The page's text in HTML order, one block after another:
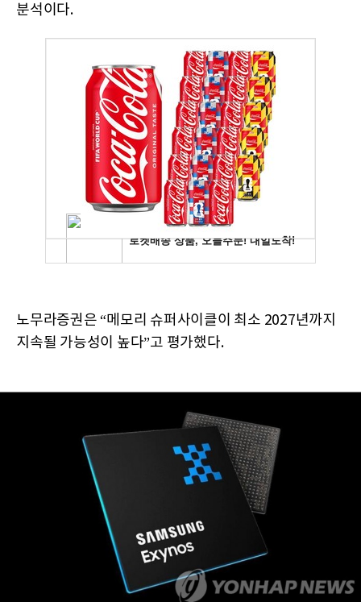
분석이다.
노무라증권은 “메모리 슈퍼사이클이 최소 2027년까지
지속될 가능성이 높다”고 평가했다.